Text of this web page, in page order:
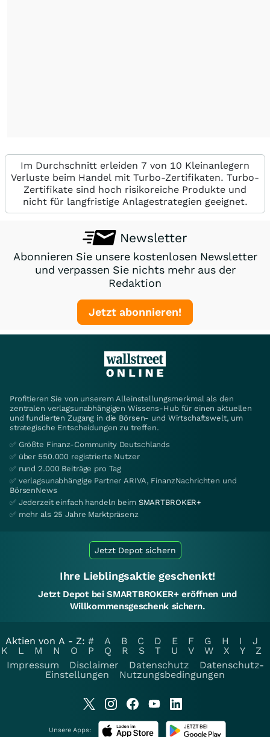
Im Durchschnitt erleiden 7 von 10 Kleinanlegern
Verluste beim Handel mit Turbo-Zertifikaten. Turbo-
Zertifikate sind hoch risikoreiche Produkte und
nicht für langfristige Anlagestrategien geeignet.
Newsletter
Abonnieren Sie unsere kostenlosen Newsletter
und verpassen Sie nichts mehr aus der
Redaktion
Jetzt abonnieren!
Profitieren Sie von unserem Alleinstellungsmerkmal als den
zentralen verlagsunabhängigen Wissens-Hub für einen aktuellen
und fundierten Zugang in die Börsen- und Wirtschaftswelt, um
strategische Entscheidungen zu treffen.
✅ Größte Finanz-Community Deutschlands
✅ über 550.000 registrierte Nutzer
✅ rund 2.000 Beiträge pro Tag
✅ verlagsunabhängige Partner ARIVA, FinanzNachrichten und
BörsenNews
✅ Jederzeit einfach handeln beim SMARTBROKER+
✅ mehr als 25 Jahre Marktpräsenz
Jetzt Depot sichern
Ihre Lieblingsaktie geschenkt!
Jetzt Depot bei SMARTBROKER+ eröffnen und
Willkommensgeschenk sichern.
Aktien von A - Z: # A B C D E F G H I
J
K
L M N O P Q R S T U V W X Y
Z
Impressum
Disclaimer Datenschutz
Datenschutz-
Einstellungen
Nutzungsbedingungen
Unsere Apps: